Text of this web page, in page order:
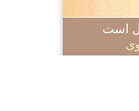
است